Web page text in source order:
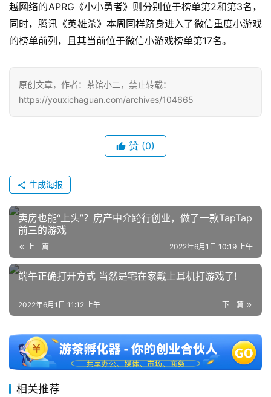
越网络的APRG《小小勇者》则分别位于榜单第2和第3名，
同时，腾讯《英雄杀》本周同样跻身进入了微信重度小游戏
的榜单前列，且其当前位于微信小游戏榜单第17名。
原创文章，作者：茶馆小二，禁止转载：
https://youxichaguan.com/archives/104665
赞 (0)
生成海报
卖房也能“上头”？房产中介跨行创业，做了一款TapTap
前三的游戏
上一篇 2022年6月1日 10:19 上午
端午正确打开方式 当然是宅在家戴上耳机打游戏了!
下一篇
2022年6月1日 11:12 上午
相关推荐